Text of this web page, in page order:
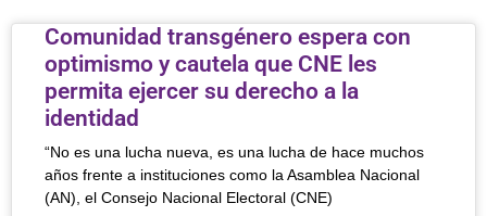
Comunidad transgénero espera con
optimismo y cautela que CNE les
permita ejercer su derecho a la
identidad
“No es una lucha nueva, es una lucha de hace muchos
años frente a instituciones como la Asamblea Nacional
(AN), el Consejo Nacional Electoral (CNE)